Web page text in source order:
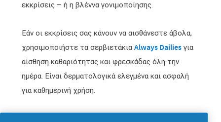
εκκρίσεις – ή η βλέννα γονιμοποίησης.
Εάν οι εκκρίσεις σας κάνουν να αισθάνεστε άβολα,
χρησιμοποιήστε τα σερβιετάκια Always Dailies για
αίσθηση καθαριότητας και φρεσκάδας όλη την
ημέρα. Είναι δερματολογικά ελεγμένα και ασφαλή
για καθημερινή χρήση.